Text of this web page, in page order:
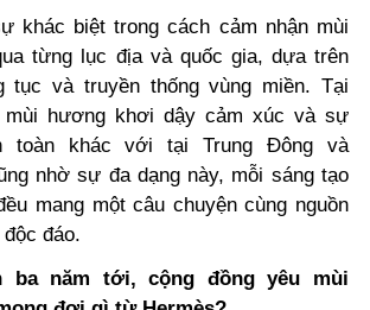
khác biệt trong cách cảm nhận mùi
từng lục địa và quốc gia, dựa trên
tục và truyền thống vùng miền. Tại
mùi hương khơi dậy cảm xúc và sự
toàn khác với tại Trung Đông và
nhờ sự đa dạng này, mỗi sáng tạo
mang một câu chuyện cùng nguồn
đáo.
ba năm tới, cộng đồng yêu mùi